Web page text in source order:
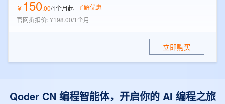
￥ 150.00/1个月起 了解优惠
官网折扣价:¥198.00/1个月
立即购买
Qoder CN 编程智能体，开启你的 AI 编程之旅